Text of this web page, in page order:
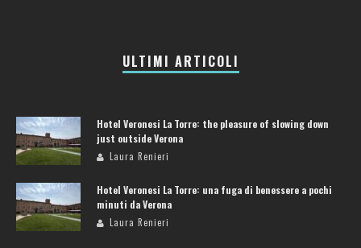
ULTIMI ARTICOLI
Hotel Veronesi La Torre: the pleasure of slowing down
just outside Verona
Laura Renieri
Hotel Veronesi La Torre: una fuga di benessere a pochi
minuti da Verona
Laura Renieri